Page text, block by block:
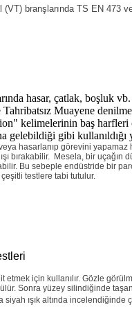
branşlarında TS EN 473
hasar, çatlak, boşluk
Tahribatsız Muayene
kelimelerinin baş harfleri
gelebildiği gibi
hasarlanıp görevini
bırakabilir. Mesela, bir uçağın
Bu sebeple endüstride bir
testlere tabi tutulur.
etmek için kullanılır. Gözle
Sonra yüzey silindiğinde taşan
siyah ışık altında incelendiğinde